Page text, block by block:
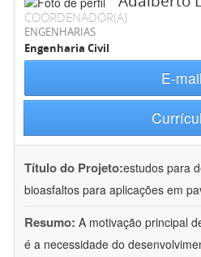
COORDENADOR(A)
ENGENHARIAS
Engenharia Civil
E-mail
Título do Projeto:estudos para
bioasfaltos para aplicações em
Resumo: A motivação principal
é a necessidade do